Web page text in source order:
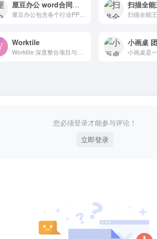
厘豆办公 word合同行业表格PPT模板
厘豆办公包含各个行业PPT模板、word合同模板、各行业表格模板。
Worktile
Worktile 深度整合项目与任务管理、OKR、网盘、在线沟通等应用
小画桌
您必须登录才能参与评论！
立即登录